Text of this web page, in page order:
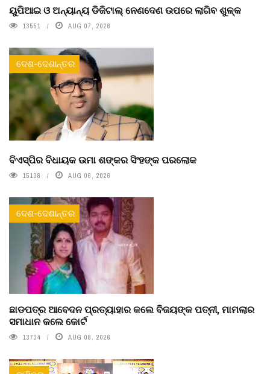
ୟୁପିଆଇ ଓ ଅନ୍ୟାନ୍ୟ ଡିଜିଟାଲ୍ ନେଣଦେଣ ଉପରେ ଲାଗିବ ଶୁଳ୍କ
13551 AUG 07, 2026
ଦେଶ-ଦେଶାନ୍ତର
ବିଏସ୍‌ପିର ବିଧାୟକ ଉମା ଶଙ୍କର ସିଂହଙ୍କ ପରଲୋକ
15138 AUG 06, 2026
ଦେଶ-ଦେଶାନ୍ତର
ଛାଡପତ୍ର ଆବେଦନ ପ୍ରତ୍ୟାହାର କଲେ ବିଜୟଙ୍କ ପତ୍ନୀ, ମାମଲାର
ସମାଧାନ କଲେ କୋର୍ଟ
13734 AUG 08, 2026